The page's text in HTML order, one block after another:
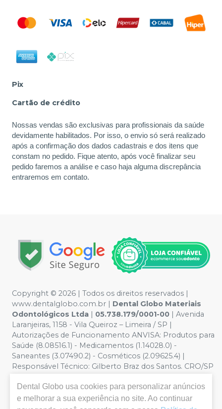
Pix
Cartão de crédito
Nossas vendas são exclusivas para profissionais da saúde
devidamente habilitados. Por isso, o envio só será realizado
após a confirmação dos dados cadastrais e dos itens que
constam no pedido. Fique atento, após você finalizar seu
pedido faremos a análise e caso haja alguma discrepância
entraremos em contato.
Copyright © 2026 | Todos os direitos reservados |
www.dentalglobo.com.br | Dental Globo Materiais
Odontológicos Ltda | 05.738.179/0001-00 | Avenida
Laranjeiras, 1158 - Vila Queiroz – Limeira / SP |
Autorizações de Funcionamento ANVISA: Produtos para
Saúde (8.08516.1) - Medicamentos (1.14028.0) -
Saneantes (3.07490.2) - Cosméticos (2.09625.4) |
Responsável Técnico: Gilberto Braz dos Santos. CRO/SP
meramente ilustrativas - Os preços e condições da loja
virtual estão sujeitos a alterações. Em caso de
Dental Globo usa cookies para personalizar anúncios
e melhorar a sua experiência no site. Ao continuar